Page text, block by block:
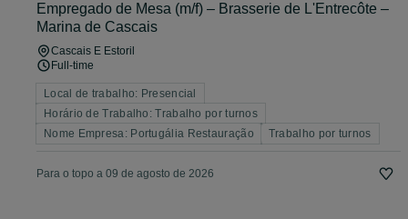
Empregado de Mesa (m/f) – Brasserie de L'Entrecôte –
Marina de Cascais
Cascais E Estoril
Full-time
Local de trabalho: Presencial
Horário de Trabalho: Trabalho por turnos
Nome Empresa: Portugália Restauração
Trabalho por turnos
Para o topo a 09 de agosto de 2026